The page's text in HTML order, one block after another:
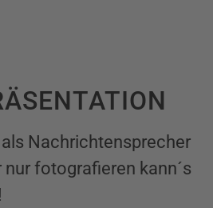
Nachrichtensprecher
fotografieren kann´s